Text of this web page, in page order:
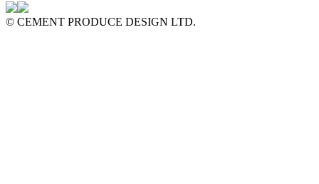
© CEMENT PRODUCE DESIGN LTD.